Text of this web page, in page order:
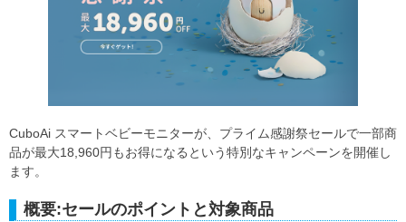
CuboAi スマートベビーモニターが、プライム感謝祭セールで一部商
品が最大18,960円もお得になるという特別なキャンペーンを開催し
ます。
概要:セールのポイントと対象商品